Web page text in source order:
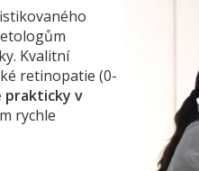
Kvalitní
retinopatie (0-
prakticky v
rychle